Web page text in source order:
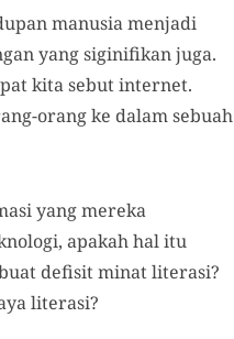
manusia menjadi
yang siginifikan juga.
kita sebut internet.
orang ke dalam sebuah
yang mereka
apakah hal itu
defisit minat literasi?
literasi?